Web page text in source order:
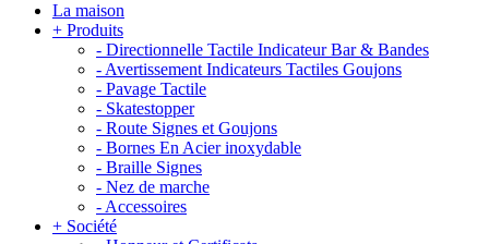
La maison
+ Produits
- Directionnelle Tactile Indicateur Bar & Bandes
- Avertissement Indicateurs Tactiles Goujons
- Pavage Tactile
- Skatestopper
- Route Signes et Goujons
- Bornes En Acier inoxydable
- Braille Signes
- Nez de marche
- Accessoires
+ Société